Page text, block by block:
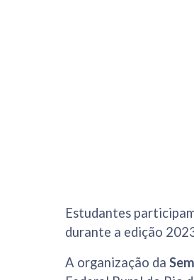
Estudantes
durante a edição
A organização da